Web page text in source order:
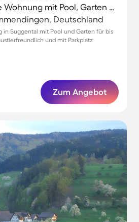
Voll ausgestattete Wohnung mit Pool, Garten und schnellem Internet | Bergblick | Perfekt für die Arbeit von Zuhause | Haustiere erlaubt
Deutschland
in Suggental mit Pool und Garten für bis
und mit Parkplatz
Zum Angebot